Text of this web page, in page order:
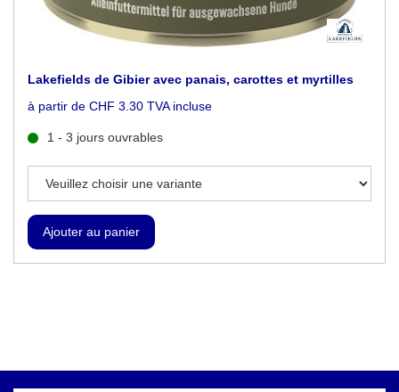
Lakefields de Gibier avec panais, carottes et myrtilles
à partir de CHF 3.30 TVA incluse
1 - 3 jours ouvrables